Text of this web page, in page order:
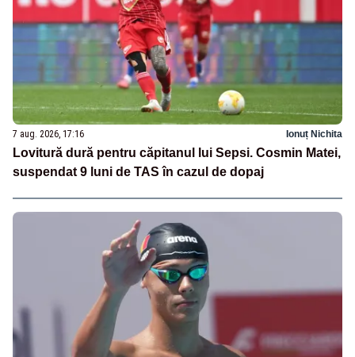
7 aug. 2026, 17:16 Ionuț Nichita
Lovitură dură pentru căpitanul lui Sepsi. Cosmin Matei,
suspendat 9 luni de TAS în cazul de dopaj